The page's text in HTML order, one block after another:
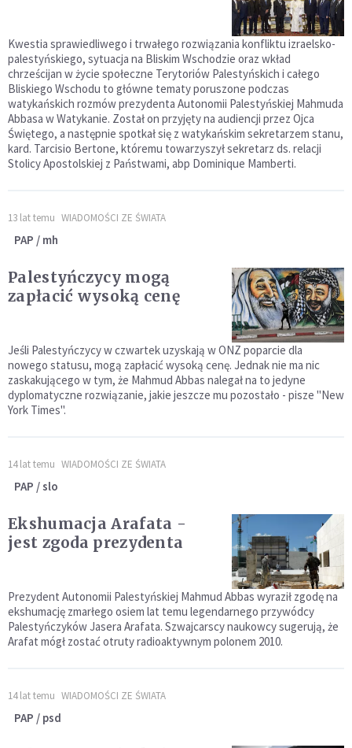
Kwestia sprawiedliwego i trwałego rozwiązania konfliktu izraelsko-
palestyńskiego, sytuacja na Bliskim Wschodzie oraz wkład
chrześcijan w życie społeczne Terytoriów Palestyńskich i całego
Bliskiego Wschodu to główne tematy poruszone podczas
watykańskich rozmów prezydenta Autonomii Palestyńskiej Mahmuda
Abbasa w Watykanie. Został on przyjęty na audiencji przez Ojca
Świętego, a następnie spotkał się z watykańskim sekretarzem stanu,
kard. Tarcisio Bertone, któremu towarzyszył sekretarz ds. relacji
Stolicy Apostolskiej z Państwami, abp Dominique Mamberti.
13 lat temu WIADOMOŚCI ZE ŚWIATA
PAP / mh
Palestyńczycy mogą
zapłacić wysoką cenę
Jeśli Palestyńczycy w czwartek uzyskają w ONZ poparcie dla
nowego statusu, mogą zapłacić wysoką cenę. Jednak nie ma nic
zaskakującego w tym, że Mahmud Abbas nalegał na to jedyne
dyplomatyczne rozwiązanie, jakie jeszcze mu pozostało - pisze "New
York Times".
14 lat temu WIADOMOŚCI ZE ŚWIATA
PAP / slo
Ekshumacja Arafata -
jest zgoda prezydenta
Prezydent Autonomii Palestyńskiej Mahmud Abbas wyraził zgodę na
ekshumację zmarłego osiem lat temu legendarnego przywódcy
Palestyńczyków Jasera Arafata. Szwajcarscy naukowcy sugerują, że
Arafat mógł zostać otruty radioaktywnym polonem 2010.
14 lat temu WIADOMOŚCI ZE ŚWIATA
PAP / psd